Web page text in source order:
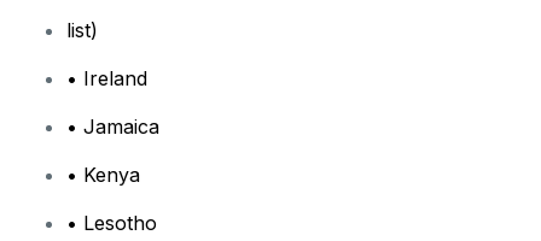
list)
• Ireland
• Jamaica
• Kenya
• Lesotho